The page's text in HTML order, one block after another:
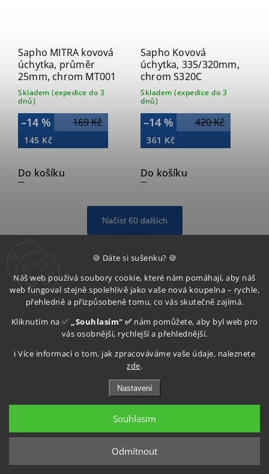
🍪 Dáte si sušenku? 🍪
Náš web používá soubory cookie, které nám pomáhají, aby náš
web fungoval stejně spolehlivě jako vaše nová koupelna – rychle,
přehledně a přizpůsobeně tomu, co vás skutečně zajímá.
Kliknutím na ✅ „Souhlasím" ✅ nám pomůžete, aby byl web pro
vás osobnější, rychlejší a přehlednější.
ℹ️ Více informací o tom, jak zpracováváme vaše údaje, naleznete
zde.
Nastavení
Odmítnout
Souhlasím
Sapho MITRA kovová
úchytka, průměr
25mm, chrom MT001
Skladem (expedice do 3
dnů)
169 Kč
–14 %
145 Kč
Do košíku
Sapho Kovová
úchytka, 335/320mm,
chrom S320C
Skladem (expedice do 3
dnů)
420 Kč
–14 %
361 Kč
Do košíku
Načíst 60 dalších
KategoriePříslušenství k nábytkunabízídrobné, ale
, které doplňují váš koupelnový nábytek a
funkčnost, komfort i estetický dojem
. Toto
aby byl každý detailpraktický, přehledný a sladěný s
celkovým designem prostoru.
V této kategorii najdeteúchyty, madla, kolečka, montážní
sady, krytky, úchytky, dorazy či úchopové profilyvhodné
pro umyvadlové skříňky, vysoké skříně, horní skříňky či
nábytkové sestavy. Mezi nejčastěji vyhledávané výrazy patří
příslušenství k nábytku, uchycení skříněk, nábytkové
úchytky, montážní komponenty pro koupelný nábytek nebo